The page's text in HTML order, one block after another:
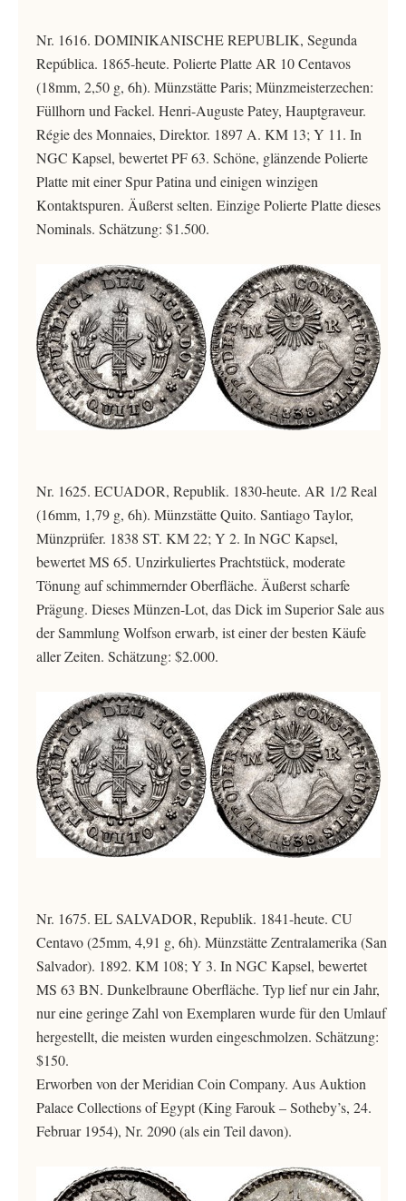
Nr. 1616. DOMINIKANISCHE REPUBLIK, Segunda
República. 1865-heute. Polierte Platte AR 10 Centavos
(18mm, 2,50 g, 6h). Münzstätte Paris; Münzmeisterzechen:
Füllhorn und Fackel. Henri-Auguste Patey, Hauptgraveur.
Régie des Monnaies, Direktor. 1897 A. KM 13; Y 11. In
NGC Kapsel, bewertet PF 63. Schöne, glänzende Polierte
Platte mit einer Spur Patina und einigen winzigen
Kontaktspuren. Äußerst selten. Einzige Polierte Platte dieses
Nominals. Schätzung: $1.500.
Nr. 1625. ECUADOR, Republik. 1830-heute. AR 1/2 Real
(16mm, 1,79 g, 6h). Münzstätte Quito. Santiago Taylor,
Münzprüfer. 1838 ST. KM 22; Y 2. In NGC Kapsel,
bewertet MS 65. Unzirkuliertes Prachtstück, moderate
Tönung auf schimmernder Oberfläche. Äußerst scharfe
Prägung. Dieses Münzen-Lot, das Dick im Superior Sale aus
der Sammlung Wolfson erwarb, ist einer der besten Käufe
aller Zeiten. Schätzung: $2.000.
Nr. 1675. EL SALVADOR, Republik. 1841-heute. CU
Centavo (25mm, 4,91 g, 6h). Münzstätte Zentralamerika (San
Salvador). 1892. KM 108; Y 3. In NGC Kapsel, bewertet
MS 63 BN. Dunkelbraune Oberfläche. Typ lief nur ein Jahr,
nur eine geringe Zahl von Exemplaren wurde für den Umlauf
hergestellt, die meisten wurden eingeschmolzen. Schätzung:
$150.
Erworben von der Meridian Coin Company. Aus Auktion
Palace Collections of Egypt (King Farouk – Sotheby’s, 24.
Februar 1954), Nr. 2090 (als ein Teil davon).